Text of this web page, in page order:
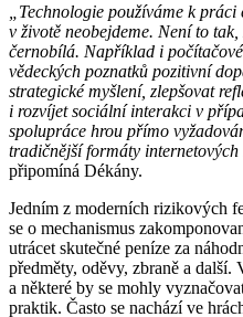
„Technologie používáme k
v životě neobejdeme. Není to
černobílá. Například i
vědeckých poznatků pozitivní
strategické myšlení, zlepšovat
i rozvíjet sociální interakci v
spolupráce hrou přímo
tradičnější formáty
připomíná Dékány.
Jedním z moderních rizikových
se o mechanismus
utrácet skutečné peníze za
předměty, oděvy, zbraně a další.
a některé by se mohly
praktik. Často se nachází ve